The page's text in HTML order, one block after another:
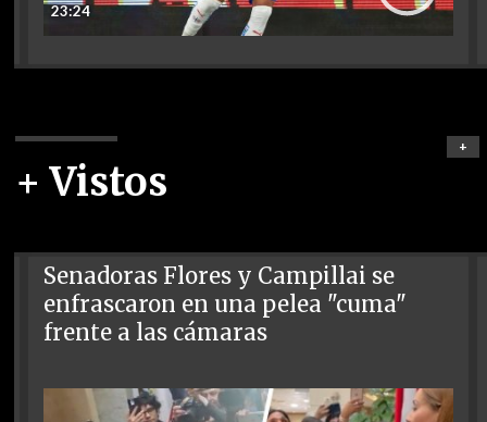
23:24
+ Vistos
+
Senadoras Flores y Campillai se
enfrascaron en una pelea "cuma"
frente a las cámaras